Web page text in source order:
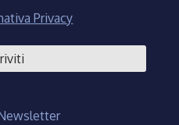
Privacy